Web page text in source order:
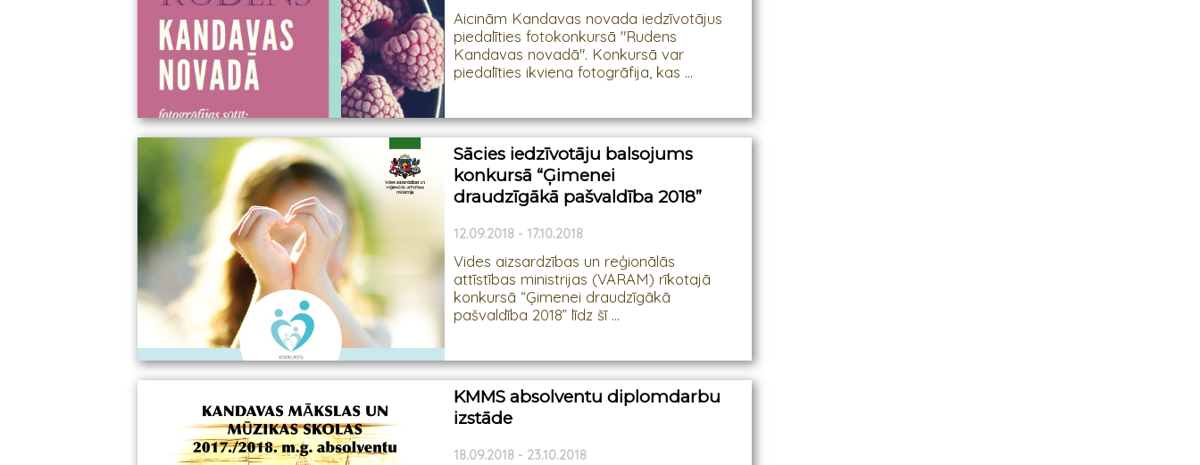
Aicinām Kandavas novada iedzīvotājus
piedalīties fotokonkursā "Rudens
Kandavas novadā". Konkursā var
piedalīties ikviena fotogrāfija, kas ...
Sācies iedzīvotāju balsojums
konkursā “Ģimenei
draudzīgākā pašvaldība 2018”
12.09.2018 - 17.10.2018
Vides aizsardzības un reģionālās
attīstības ministrijas (VARAM) rīkotajā
konkursā “Ģimenei draudzīgākā
pašvaldība 2018” līdz šī ...
KMMS absolventu diplomdarbu
izstāde
18.09.2018 - 23.10.2018